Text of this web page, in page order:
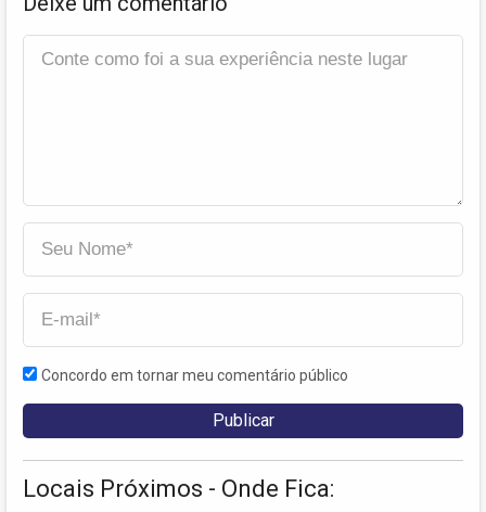
Concordo em tornar meu comentário público
Locais Próximos - Onde Fica: